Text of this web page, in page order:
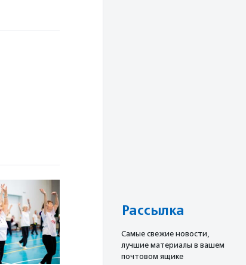
Рассылка
Cамые свежие новости,
лучшие материалы в вашем
почтовом ящике